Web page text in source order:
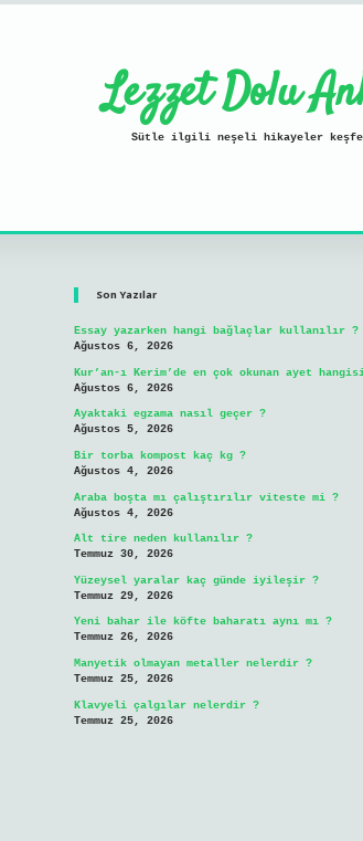
Lezzet Dolu
Sütle ilgili neşeli hikayeler
Son Yazılar
Essay yazarken hangi bağlaçlar kullanılır ?
Ağustos 6, 2026
Kur’an-ı Kerim’de en çok okunan ayet
Ağustos 6, 2026
Ayaktaki egzama nasıl geçer ?
Ağustos 5, 2026
Bir torba kompost kaç kg ?
Ağustos 4, 2026
Araba boşta mı çalıştırılır viteste mi ?
Ağustos 4, 2026
Alt tire neden kullanılır ?
Temmuz 30, 2026
Yüzeysel yaralar kaç günde iyileşir ?
Temmuz 29, 2026
Yeni bahar ile köfte baharatı aynı mı ?
Temmuz 26, 2026
Manyetik olmayan metaller nelerdir ?
Temmuz 25, 2026
Klavyeli çalgılar nelerdir ?
Temmuz 25, 2026